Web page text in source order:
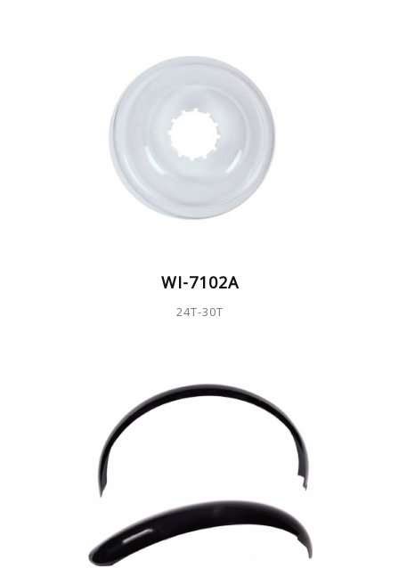
WI-7102A
24T-30T